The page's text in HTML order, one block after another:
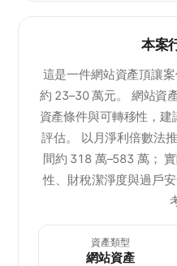
本案
這是一件網站資產頂讓
約 23–30 萬元。 網站資
資產條件與可轉移性，建
評估。 以月淨利倍數法
間約 318 萬–583 萬；
性、財稅潔淨度與過戶
資產類型
網站資產